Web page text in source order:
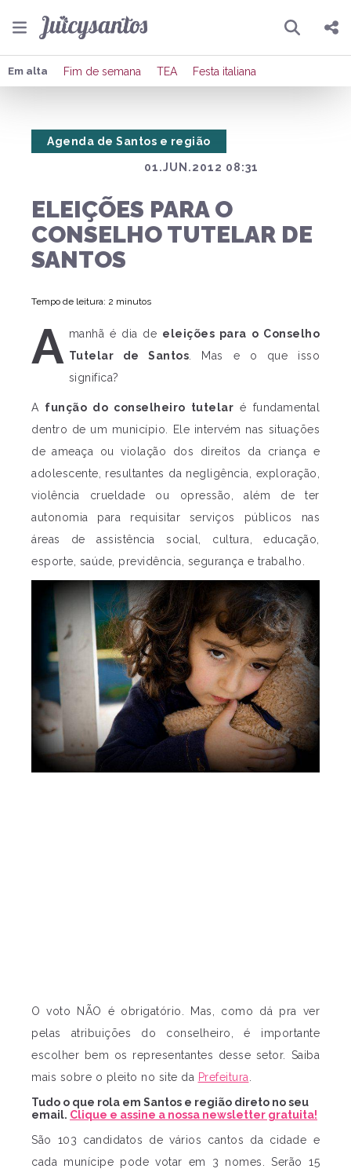
Pesquisar
Compartilhar
Em alta Fim de semana TEA Festa italiana
01.JUN.2012 08:31
Agenda de Santos e região
ELEIÇÕES PARA O
CONSELHO TUTELAR DE
SANTOS
Tempo de leitura: 2 minutos
A manhã é dia de eleições para o Conselho
Tutelar de Santos . Mas e o que isso
significa?
A função do conselheiro tutelar é fundamental
dentro de um município. Ele intervém nas situações
de ameaça ou violação dos direitos da criança e
adolescente, resultantes da negligência, exploração,
violência crueldade ou opressão, além de ter
autonomia para requisitar serviços públicos nas
áreas de assistência social, cultura, educação,
esporte, saúde, previdência, segurança e trabalho.
O voto NÃO é obrigatório. Mas, como dá pra ver
pelas atribuições do conselheiro, é importante
escolher bem os representantes desse setor. Saiba
mais sobre o pleito no site da Prefeitura
Tudo o que rola em Santos e região direto no seu
email. Clique e assine a nossa newsletter gratuita!
São 103 candidatos de vários cantos da cidade e
cada munícipe pode votar em 3 nomes. Serão 15